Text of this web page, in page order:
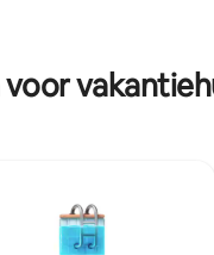
schoonheid
prachtige